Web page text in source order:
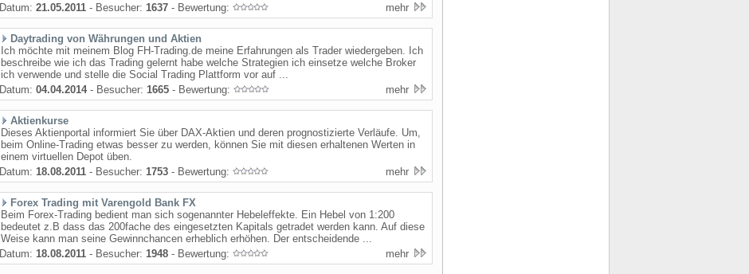
Datum: 21.05.2011 - Besucher: 1637 - Bewertung: mehr
Daytrading von Währungen und Aktien
Ich möchte mit meinem Blog FH-Trading.de meine Erfahrungen als Trader wiedergeben. Ich
beschreibe wie ich das Trading gelernt habe welche Strategien ich einsetze welche Broker
ich verwende und stelle die Social Trading Plattform vor auf ...
Datum: 04.04.2014- Besucher: 1665 - Bewertung: mehr
Aktienkurse
Dieses Aktienportal informiert Sie über DAX-Aktien und deren prognostizierte Verläufe. Um,
beim Online-Trading etwas besser zu werden, können Sie mit diesen erhaltenen Werten in
einem virtuellen Depot üben.
Datum: 18.08.2011 - Besucher: 1753 - Bewertung: mehr
Forex Trading mit Varengold Bank FX
Beim Forex-Trading bedient man sich sogenannter Hebeleffekte. Ein Hebel von 1:200
bedeutet z.B dass das 200fache des eingesetzten Kapitals getradet werden kann. Auf diese
Weise kann man seine Gewinnchancen erheblich erhöhen. Der entscheidende ...
Datum: 18.08.2011 - Besucher: 1948 - Bewertung: mehr